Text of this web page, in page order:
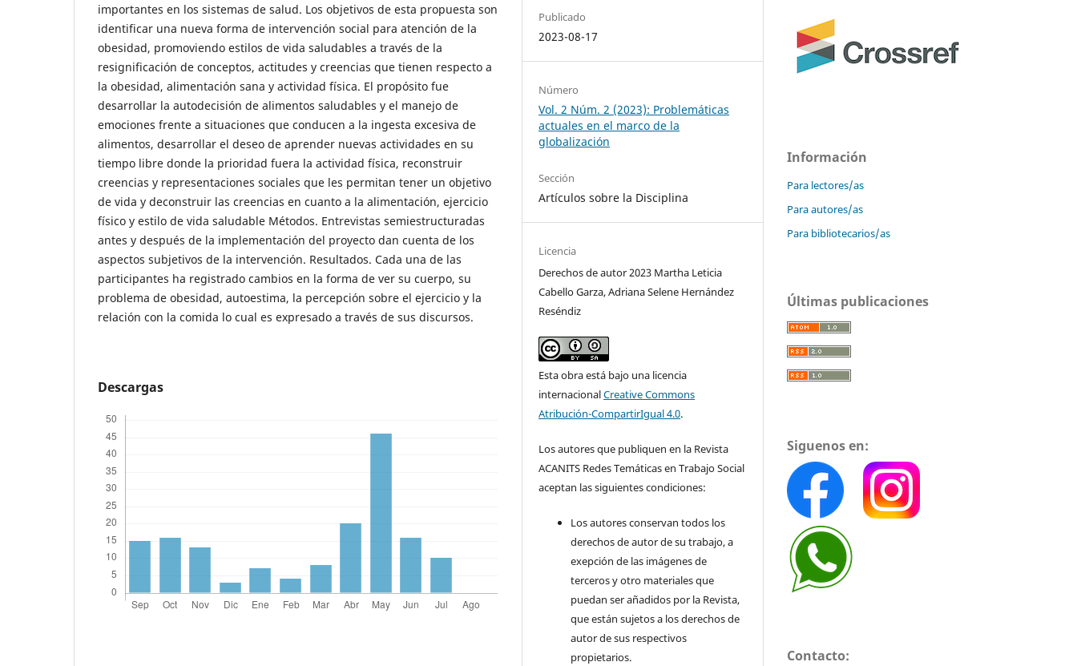
importantes en los sistemas de salud. Los objetivos de esta propuesta son
identificar una nueva forma de intervención social para atención de la
obesidad, promoviendo estilos de vida saludables a través de la
resignificación de conceptos, actitudes y creencias que tienen respecto a
la obesidad, alimentación sana y actividad física. El propósito fue
desarrollar la autodecisión de alimentos saludables y el manejo de
emociones frente a situaciones que conducen a la ingesta excesiva de
alimentos, desarrollar el deseo de aprender nuevas actividades en su
tiempo libre donde la prioridad fuera la actividad física, reconstruir
creencias y representaciones sociales que les permitan tener un objetivo
de vida y deconstruir las creencias en cuanto a la alimentación, ejercicio
físico y estilo de vida saludable Métodos. Entrevistas semiestructuradas
antes y después de la implementación del proyecto dan cuenta de los
aspectos subjetivos de la intervención. Resultados. Cada una de las
participantes ha registrado cambios en la forma de ver su cuerpo, su
problema de obesidad, autoestima, la percepción sobre el ejercicio y la
relación con la comida lo cual es expresado a través de sus discursos.
Descargas
Publicado
2023-08-17
Número
Vol. 2 Núm. 2 (2023): Problemáticas
actuales en el marco de la
globalización
Sección
Artículos sobre la Disciplina
Licencia
Derechos de autor 2023 Martha Leticia
Cabello Garza, Adriana Selene Hernández
Reséndiz
Esta obra está bajo una licencia
internacionalCreative Commons
Atribución-CompartirIgual 4.0.
Los autores que publiquen en la Revista
ACANITS Redes Temáticas en Trabajo Social
aceptan las siguientes condiciones:
Los autores conservan todos los
derechos de autor de su trabajo, a
exepción de las imágenes de
terceros y otro materiales que
puedan ser añadidos por la Revista,
que están sujetos a los derechos de
autor de sus respectivos
propietarios.
Información
Para lectores/as
Para autores/as
Para bibliotecarios/as
Últimas publicaciones
Siguenos en:
Contacto: